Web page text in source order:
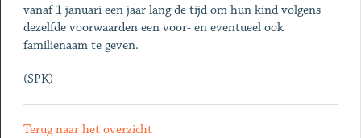
vanaf 1 januari een jaar lang de tijd om hun kind volgens
dezelfde voorwaarden een voor- en eventueel ook
familienaam te geven.
(SPK)
Terug naar het overzicht